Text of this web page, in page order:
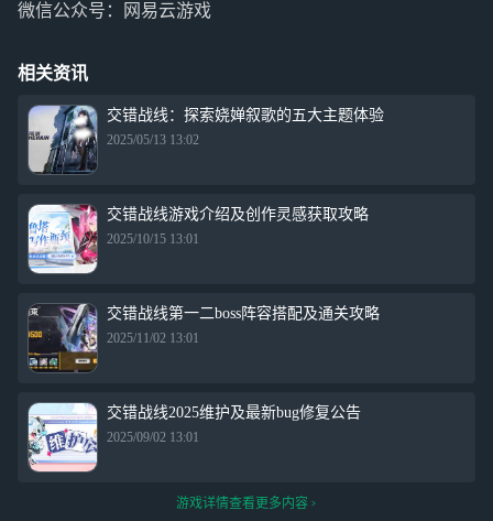
微信公众号：网易云游戏
相关资讯
交错战线：探索娆婵叙歌的五大主题体验
2025/05/13 13:02
交错战线游戏介绍及创作灵感获取攻略
2025/10/15 13:01
交错战线第一二boss阵容搭配及通关攻略
2025/11/02 13:01
交错战线2025维护及最新bug修复公告
2025/09/02 13:01
游戏详情查看更多内容